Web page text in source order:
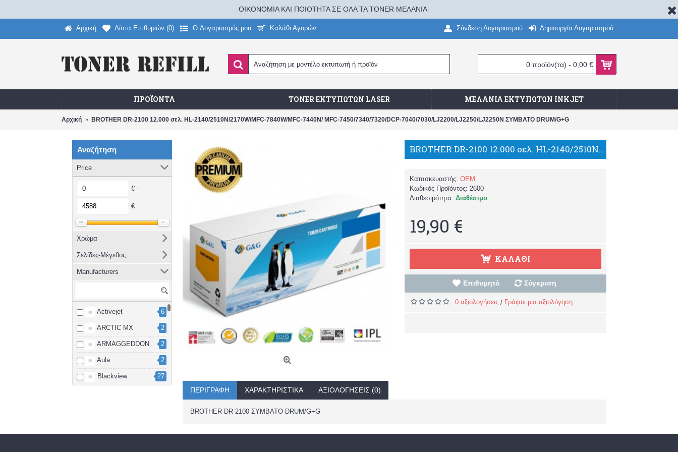
ΟΙΚΟΝΟΜΙΑ ΚΑΙ ΠΟΙΟΤΗΤΑ ΣΕ ΟΛΑ ΤΑ TONER ΜΕΛΑΝΙΑ
Αρχική Λίστα Επιθυμιών (0) O Λογαριασμός μου Καλάθι Αγορών Σύνδεση Λογαριασμού Δημιουργία Λογαριασμού
0 προϊόν(τα) - 0,00 €
ΠΡΟΪΌΝΤΑ TONER ΕΚΤΥΠΩΤΏΝ LASER ΜΕΛΆΝΙΑ ΕΚΤΥΠΩΤΏΝ INKJET
Αρχική BROTHER DR-2100 12.000 σελ. HL-2140/2510N/2170W/MFC-7840W/MFC-7440N/ MFC-7450/7340/7320/DCP-7040/7030/LJ2200/LJ2250/LJ2250N ΣΥΜΒΑΤΟ DRUM/G+G
Αναζήτηση
Price
€ -
€
Χρώμα
Σελίδες-Μέγεθος
Manufacturers
Activejet 6
ARCTIC MX 2
ARMAGGEDDON 2
Aula 2
Blackview 27
BROTHER DR-2100 12.000 σελ. HL-2140/2510N/2170W/MFC-7840W/MFC-7440N/ MFC-7450/7340/7320/DCP-7040/7030/LJ2200/LJ2250/LJ2250N ΣΥΜΒΑΤΟ DRUM/G+G
Κατασκευαστής: OEM
Κωδικός Προϊόντος: 2600
Διαθεσιμότητα: Διαθέσιμο
19,90 €
ΚΑΛΆΘΙ
Επιθυμητό Σύγκριση
0 αξιολογήσεις / Γράψτε μια αξιολόγηση
ΠΕΡΙΓΡΑΦΉ ΧΑΡΑΚΤΗΡΙΣΤΙΚΆ ΑΞΙΟΛΟΓΉΣΕΙΣ (0)
BROTHER DR-2100 ΣΥΜΒΑΤΟ DRUM/G+G